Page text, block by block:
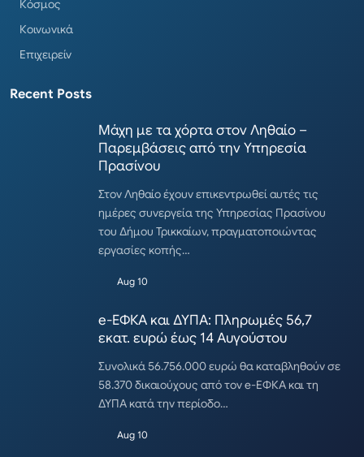
Κόσμος
Κοινωνικά
Επιχειρείν
Recent Posts
Μάχη με τα χόρτα στον Ληθαίο –
Παρεμβάσεις από την Υπηρεσία
Πρασίνου
Στον Ληθαίο έχουν επικεντρωθεί αυτές τις
ημέρες συνεργεία της Υπηρεσίας Πρασίνου
του Δήμου Τρικκαίων, πραγματοποιώντας
εργασίες κοπής…
Aug 10
e-ΕΦΚΑ και ΔΥΠΑ: Πληρωμές 56,7
εκατ. ευρώ έως 14 Αυγούστου
Συνολικά 56.756.000 ευρώ θα καταβληθούν σε
58.370 δικαιούχους από τον e-ΕΦΚΑ και τη
ΔΥΠΑ κατά την περίοδο…
Aug 10